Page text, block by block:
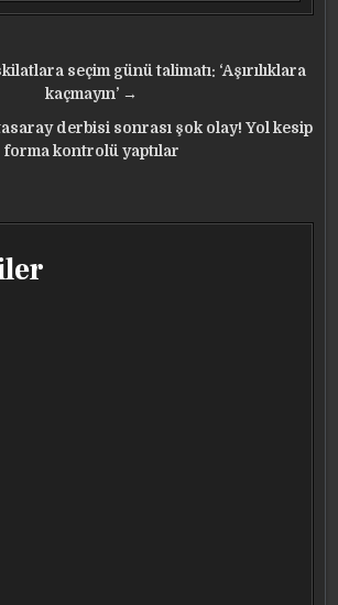
seçim günü talimatı: ‘Aşırılıklara
kaçmayın’ →
derbisi sonrası şok olay! Yol kesip
forma kontrolü yaptılar